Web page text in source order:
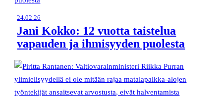
24.02.26
Jani Kokko: 12 vuotta taistelua
vapauden ja ihmisyyden puolesta